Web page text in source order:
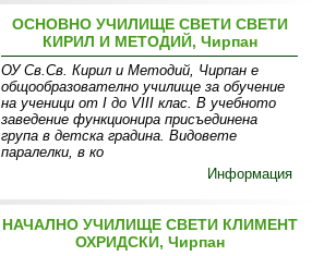
ОСНОВНО УЧИЛИЩЕ СВЕТИ СВЕТИ
КИРИЛ И МЕТОДИЙ, Чирпан
ОУ Св.Св. Кирил и Методий, Чирпан е
общообразователно училище за обучение
на ученици от I до VIII клас. В учебното
заведение функционира присъединена
група в детска градина. Видовете
паралелки, в ко
Информация
НАЧАЛНО УЧИЛИЩЕ СВЕТИ КЛИМЕНТ
ОХРИДСКИ, Чирпан